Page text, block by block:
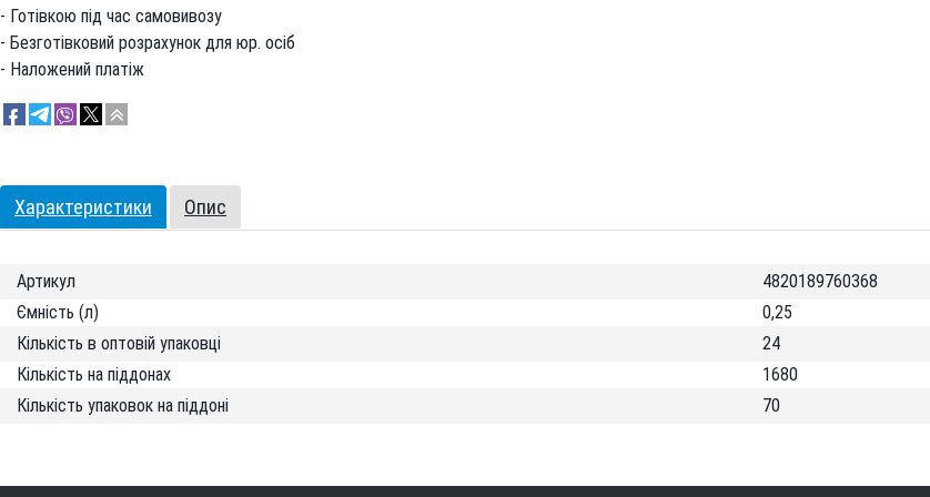
- Готівкою під час самовивозу
- Безготівковий розрахунок для юр. осіб
- Наложений платіж
Характеристики Опис
Артикул
4820189760368
Ємність (л)
0,25
Кількість в оптовій упаковці
24
Кількість на піддонах
1680
Кількість упаковок на піддоні
70